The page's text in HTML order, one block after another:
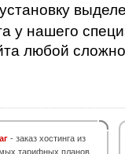
у нашего
любой
- заказ хостинга из
тарифных планов.